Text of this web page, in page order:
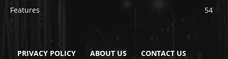
Features
54
PRIVACY POLICY ABOUT US CONTACT US